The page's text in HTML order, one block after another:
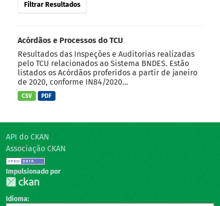
Filtrar Resultados
Acórdãos e Processos do TCU
Resultados das Inspeções e Auditorias realizadas
pelo TCU relacionados ao Sistema BNDES. Estão
listados os Acórdãos proferidos a partir de janeiro
de 2020, conforme IN84/2020...
CSV PDF
API do CKAN
Associação CKAN
Impulsionado por
Idioma